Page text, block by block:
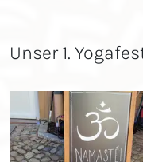
Unser 1.